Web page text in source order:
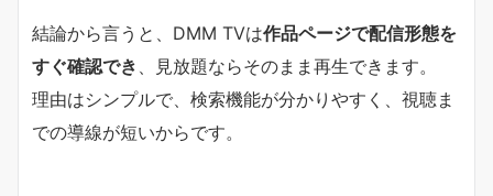
結論から言うと、DMM TVは作品ページで配信形態を
すぐ確認でき 、見放題ならそのまま再生できます。
理由はシンプルで、検索機能が分かりやすく、視聴ま
での導線が短いからです。